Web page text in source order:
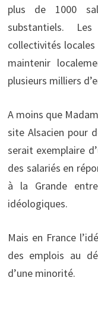
plus de 1000
substantiels. Les
collectivités
maintenir
plusieurs milliers
A moins que
site Alsacien pour
serait exemplaire
des salariés en
à la Grande
idéologiques.
Mais en France
des emplois au
d’une minorité.